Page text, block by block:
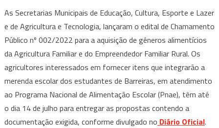
As Secretarias Municipais de Educação, Cultura, Esporte e Lazer
e de Agricultura e Tecnologia, lançaram o edital de Chamamento
Público nº 002/2022 para a aquisição de gêneros alimentícios
da Agricultura Familiar e do Empreendedor Familiar Rural. Os
agricultores interessados em fornecer itens que integrarão a
merenda escolar dos estudantes de Barreiras, em atendimento
ao Programa Nacional de Alimentação Escolar (Pnae), têm até
o dia 14 de julho para entregar as propostas contendo a
documentação exigida, conforme divulgado no Diário Oficial.